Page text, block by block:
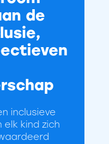
de
inclusieve
elk kind zich